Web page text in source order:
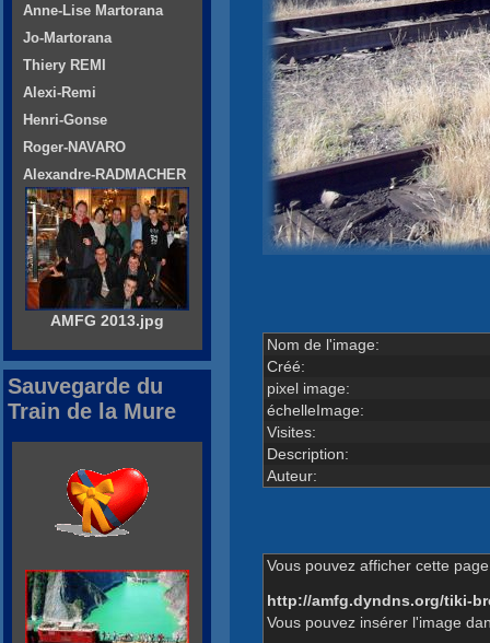
Nom de l'image:
Créé:
pixel image:
échelleImage:
Visites:
Description:
Auteur:
Vous pouvez afficher cette
http://amfg.dyndns.org/tiki-
Vous pouvez insérer l'image
Anne-Lise Martorana
Jo-Martorana
Thiery REMI
Alexi-Remi
Henri-Gonse
Roger-NAVARO
Alexandre-RADMACHER
AMFG 2013.jpg
Sauvegarde du
Train de la Mure